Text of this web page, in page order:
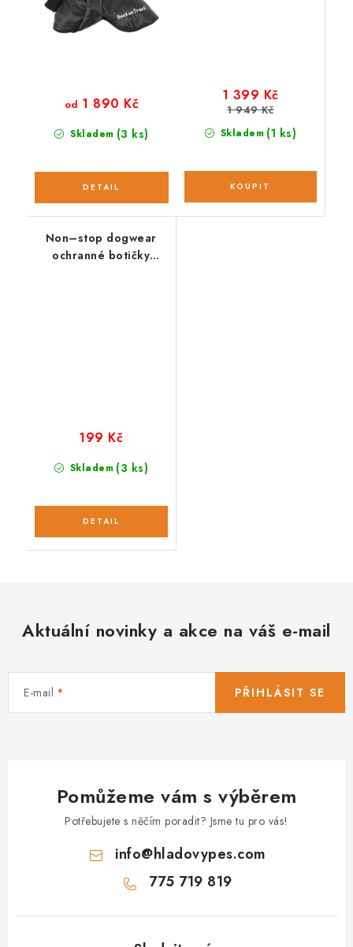
Skladem (3 ks)
od 1 890 Kč
Skladem (1 ks)
1 399 Kč
1 949 Kč
Non–stop dogwear
ochranné botičky
Skladem (3 ks)
199 Kč
Aktuální novinky a akce na váš e-mail
E-mail PŘIHLÁSIT SE
Pomůžeme vám s výběrem
Potřebujete s něčím poradit? Jsme tu pro vás!
info@hladovypes.com
775 719 819